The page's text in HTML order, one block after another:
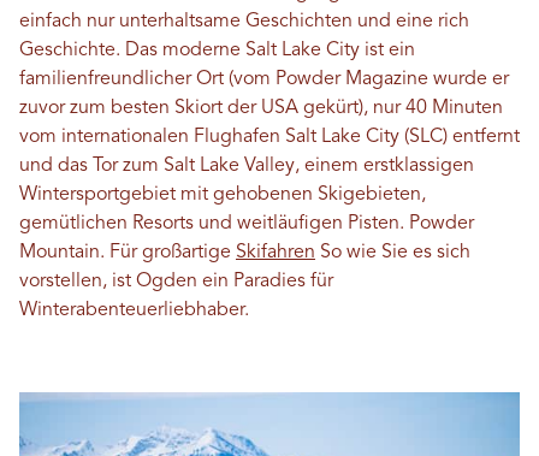
einfach nur unterhaltsame Geschichten und eine rich
Geschichte. Das moderne Salt Lake City ist ein
familienfreundlicher Ort (vom Powder Magazine wurde er
zuvor zum besten Skiort der USA gekürt), nur 40 Minuten
vom internationalen Flughafen Salt Lake City (SLC) entfernt
und das Tor zum Salt Lake Valley, einem erstklassigen
Wintersportgebiet mit gehobenen Skigebieten,
gemütlichen Resorts und weitläufigen Pisten. Powder
Mountain. Für großartige Skifahren So wie Sie es sich
vorstellen, ist Ogden ein Paradies für
Winterabenteuerliebhaber.